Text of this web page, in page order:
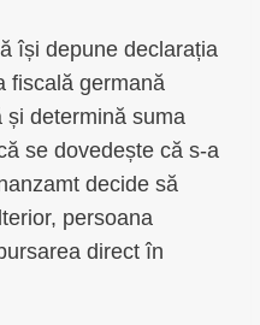
își depune declarația
fiscală germană
și determină suma
se dovedește că s-a
decide să
persoana
direct în